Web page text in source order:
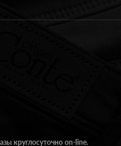
круглосуточно on-line.